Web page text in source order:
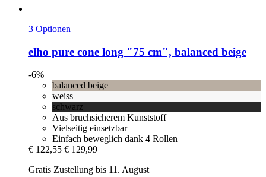
3 Optionen
elho pure cone long "75 cm", balanced beige
-6%
balanced beige
weiss
schwarz
Aus bruchsicherem Kunststoff
Vielseitig einsetzbar
Einfach beweglich dank 4 Rollen
€ 122,55 € 129,99
Gratis Zustellung bis 11. August